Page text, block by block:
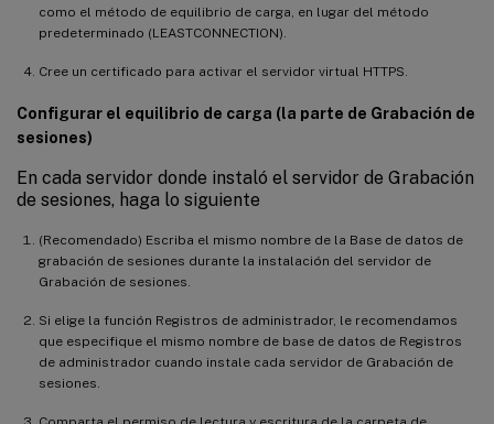
como el método de equilibrio de carga, en lugar del método
predeterminado (LEASTCONNECTION).
Cree un certificado para activar el servidor virtual HTTPS.
Configurar el equilibrio de carga (la parte de Grabación de
sesiones)
En cada servidor donde instaló el servidor de Grabación
de sesiones, haga lo siguiente
(Recomendado) Escriba el mismo nombre de la Base de datos de
grabación de sesiones durante la instalación del servidor de
Grabación de sesiones.
Si elige la función Registros de administrador, le recomendamos
que especifique el mismo nombre de base de datos de Registros
de administrador cuando instale cada servidor de Grabación de
sesiones.